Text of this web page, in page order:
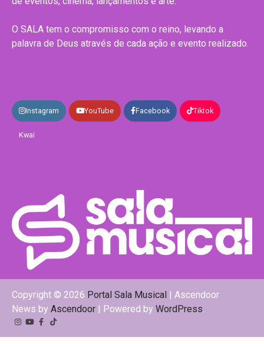
O SALA tem o compromisso com o reino, levando a
palavra de Deus através de cada ação e evento realizado.
Instagram YouTube Facebook Tiktok
Kwai
Copyright © 2026 Portal Sala Musical
| Ascendoor
News by Ascendoor | Powered by WordPress.
Instagram
YouTube
Facebook
Tiktok